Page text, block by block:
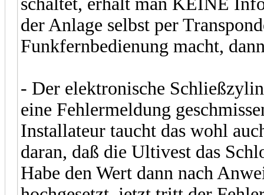
der Anlage selbst per
Funkfernbedienung macht,
- Der elektronische
eine Fehlermeldung
Installateur taucht das wohl
daran, daß die Ultivest das
Habe den Wert dann nach